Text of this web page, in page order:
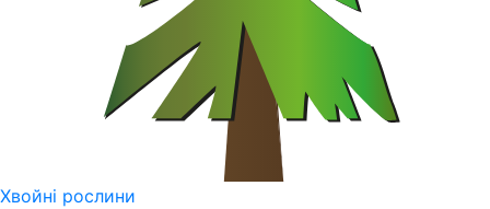
Хвойні рослини